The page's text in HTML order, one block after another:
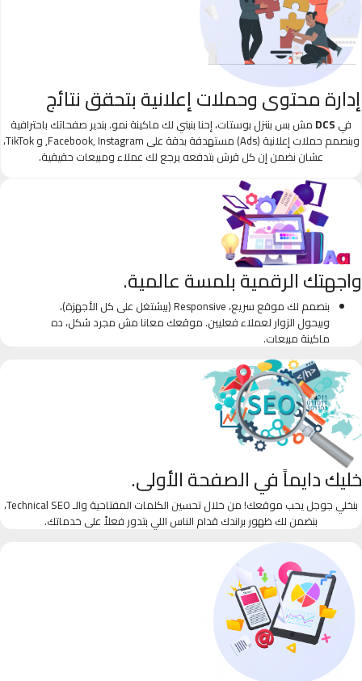
إدارة محتوى وحملات إعلانية بتحقق نتائج
في DCS مش بس بننزل بوستات، إحنا بنبني لك ماكينة نمو. بندير صفحاتك باحترافية
وبنصمم حملات إعلانية (Ads) مستهدفة بدقة على Facebook, Instagram, و TikTok،
عشان نضمن إن كل قرش بتدفعه يرجع لك عملاء ومبيعات حقيقية.
واجهتك الرقمية بلمسة عالمية.
بنصمم لك موقع سريع، Responsive (بيشتغل على كل الأجهزة)،
وبيحول الزوار لعملاء فعليين. موقعك معانا مش مجرد شكل، ده
ماكينة مبيعات.
خليك دايماً في الصفحة الأولى.
بنخلي جوجل يحب موقعك! من خلال تحسين الكلمات المفتاحية والـ Technical SEO،
بنضمن لك ظهور براندك قدام الناس اللي بتدور فعلاً على خدماتك.